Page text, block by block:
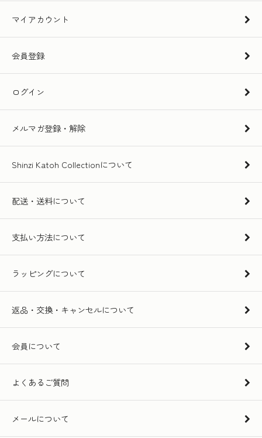
マイアカウント
会員登録
ログイン
メルマガ登録・解除
Shinzi Katoh Collectionについて
配送・送料について
支払い方法について
ラッピングについて
返品・交換・キャンセルについて
会員について
よくあるご質問
メールについて